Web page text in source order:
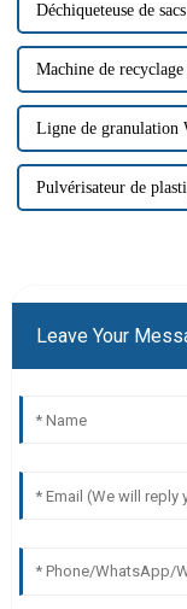
Déchiqueteuse de
Machine de recyclage
Ligne de granulation
Pulvérisateur de
Leave Your